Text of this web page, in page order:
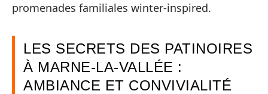
promenades familiales winter-inspired.
LES SECRETS DES PATINOIRES
À MARNE-LA-VALLÉE :
AMBIANCE ET CONVIVIALITÉ